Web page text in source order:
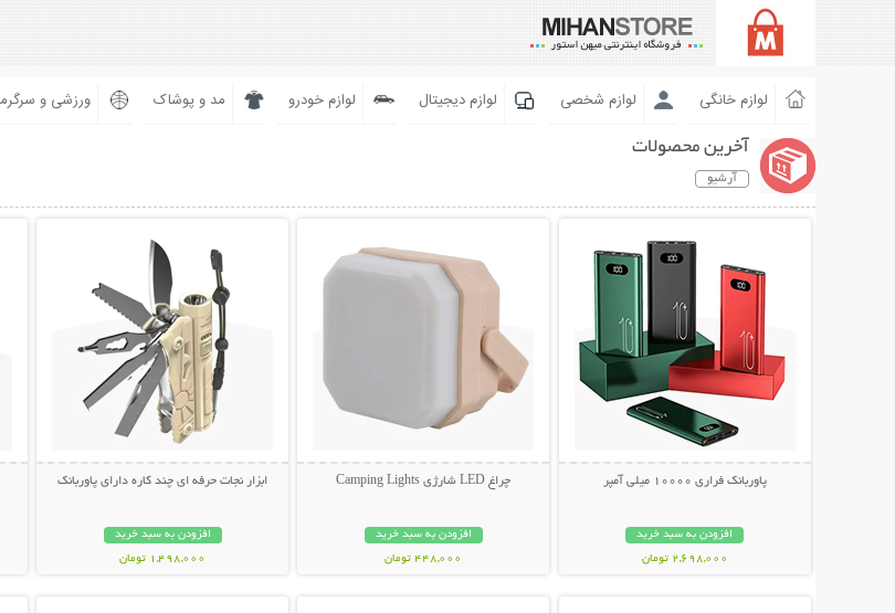
لوازم خانگی لوازم شخصی لوازم دیجیتال لوازم خودرو مد و پوشاک ورزشی و
آخرین محصولات
آرشیو
پاوربانک فراری 10000 میلی آمپر
افزودن به سبد خرید
2,698,000 تومان
چراغ LED شارژی Camping Lights
افزودن به سبد خرید
448,000 تومان
ابزار نجات حرفه ای چند کاره دارای پاوربانک
افزودن به سبد خرید
1,498,000 تومان